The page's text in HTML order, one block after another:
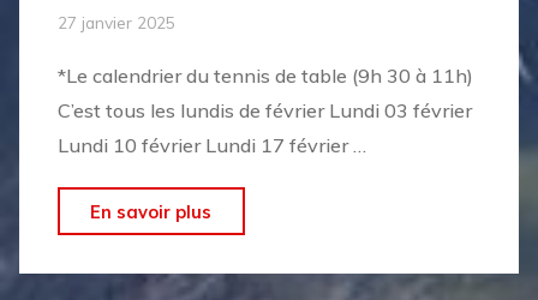
27 janvier 2025
*Le calendrier du tennis de table (9h 30 à 11h)
C’est tous les lundis de février Lundi 03 février
Lundi 10 février Lundi 17 février …
En savoir plus
des